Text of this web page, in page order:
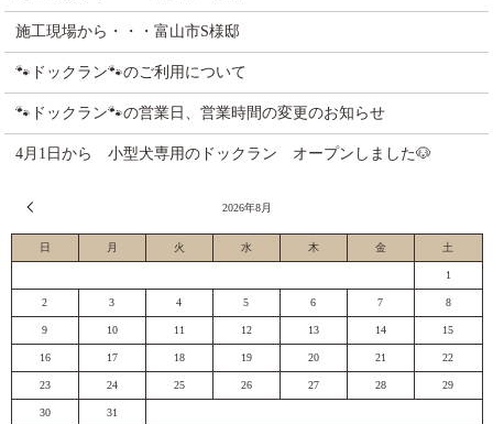
施工現場から・・・富山市S様邸
🐾ドックラン🐾のご利用について
🐾ドックラン🐾の営業日、営業時間の変更のお知らせ
4月1日から 小型犬専用のドックラン オープンしました🐶
2026年8月
日 月 火 水 木 金 土
1
2 3 4 5 6 7 8
9 10 11 12 13 14 15
16 17 18 19 20 21 22
23 24 25 26 27 28 29
30 31